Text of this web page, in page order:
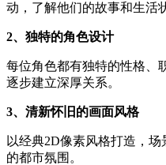
动，了解他们的故事和生活
2、独特的角色设计
每位角色都有独特的性格、
逐步建立深厚关系。
3、清新怀旧的画面风格
以经典2D像素风格打造，
的都市氛围。